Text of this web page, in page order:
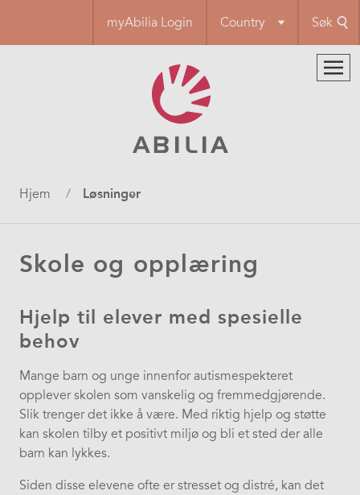
hovedinnhold
myAbilia Login Country Søk
Navigasjonssti
Hjem Løsninger
Skole og opplæring
Hjelp til elever med spesielle
behov
Mange barn og unge innenfor autismespekteret
opplever skolen som vanskelig og fremmedgjørende.
Slik trenger det ikke å være. Med riktig hjelp og støtte
kan skolen tilby et positivt miljø og bli et sted der alle
barn kan lykkes.
Siden disse elevene ofte er stresset og distré, kan det